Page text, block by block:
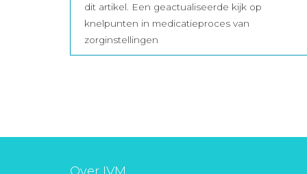
dit artikel. Een geactualiseerde kijk op
knelpunten in medicatieproces van
zorginstellingen